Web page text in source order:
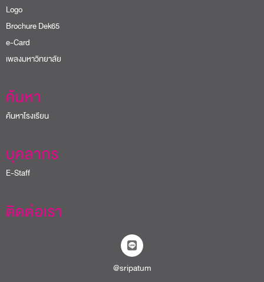
Logo
Brochure Dek65
e-Card
เพลงมหาวิทยาลัย
ค้นหา
ค้นหาโรงเรียน
บุคลากร
E-Staff
ติดต่อเรา
@sripatum